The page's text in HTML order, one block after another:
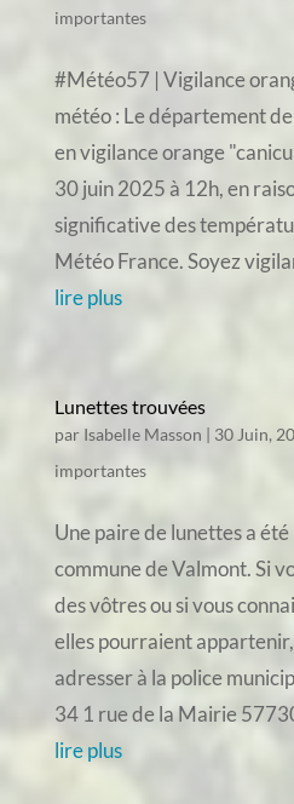
importantes
#Météo57 | Vigilance
météo : Le département
en vigilance orange
30 juin 2025 à 12h, en
significative des
Météo France. Soyez
lire plus
Lunettes trouvées
par Isabelle Masson | 30 Juin,
importantes
Une paire de lunettes a
commune de Valmont. Si
des vôtres ou si vous
elles pourraient
adresser à la police
34 1 rue de la Mairie
lire plus